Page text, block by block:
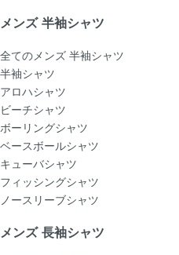
メンズ 半袖シャツ
全てのメンズ 半袖シャツ
半袖シャツ
アロハシャツ
ビーチシャツ
ボーリングシャツ
ベースボールシャツ
キューバシャツ
フィッシングシャツ
ノースリーブシャツ
メンズ 長袖シャツ